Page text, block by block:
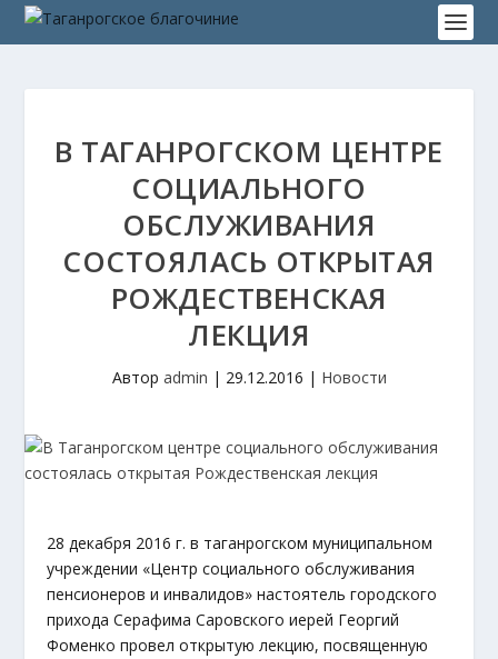
В ТАГАНРОГСКОМ ЦЕНТРЕ
СОЦИАЛЬНОГО
ОБСЛУЖИВАНИЯ
СОСТОЯЛАСЬ ОТКРЫТАЯ
РОЖДЕСТВЕНСКАЯ
ЛЕКЦИЯ
Автор admin | 29.12.2016 | Новости
28 декабря 2016 г. в таганрогском муниципальном
учреждении «Центр социального обслуживания
пенсионеров и инвалидов» настоятель городского
прихода Серафима Саровского иерей Георгий
Фоменко провел открытую лекцию, посвященную